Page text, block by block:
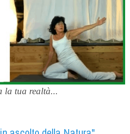
la tua realtà...